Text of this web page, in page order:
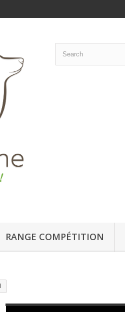
RANGE COMPÉTITION